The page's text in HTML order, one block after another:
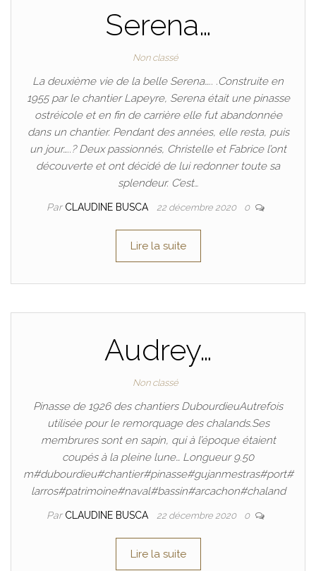
Serena…
Non classé
La deuxième vie de la belle Serena….. .Construite en
1955 par le chantier Lapeyre, Serena était une pinasse
ostréicole et en fin de carrière elle fut abandonnée
dans un chantier. Pendant des années, elle resta, puis
un jour…..? Deux passionnés, Christelle et Fabrice l’ont
découverte et ont décidé de lui redonner toute sa
splendeur. C’est…
Par CLAUDINE BUSCA 22 décembre 2020 0
Lire la suite
Audrey…
Non classé
Pinasse de 1926 des chantiers DubourdieuAutrefois
utilisée pour le remorquage des chalands.Ses
membrures sont en sapin, qui à l’époque étaient
coupés à la pleine lune… Longueur 9.50
m#dubourdieu#chantier#pinasse#gujanmestras#port#
larros#patrimoine#naval#bassin#arcachon#chaland
Par CLAUDINE BUSCA 22 décembre 2020 0
Lire la suite